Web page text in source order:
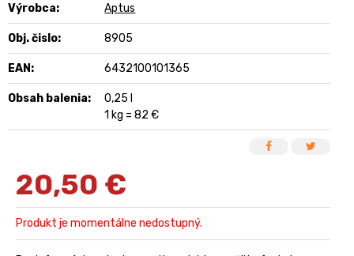
Výrobca: Aptus
Obj. čislo: 8905
EAN: 6432100101365
Obsah balenia:
0,25 l
1 kg = 82 €
20,50 €
Produkt je momentálne nedostupný.